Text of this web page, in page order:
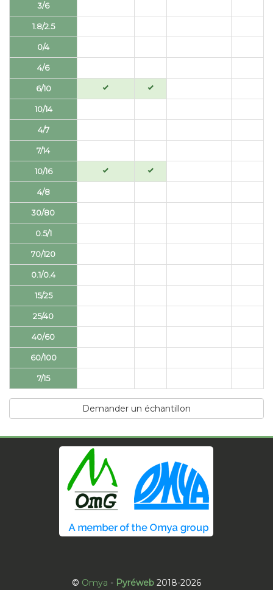
3/6
1.8/2.5
0/4
4/6
6/10
10/14
4/7
7/14
10/16
4/8
30/80
0.5/1
70/120
0.1/0.4
15/25
25/40
40/60
60/100
7/15
Demander un échantillon
© Omya - Pyréweb2018-2026